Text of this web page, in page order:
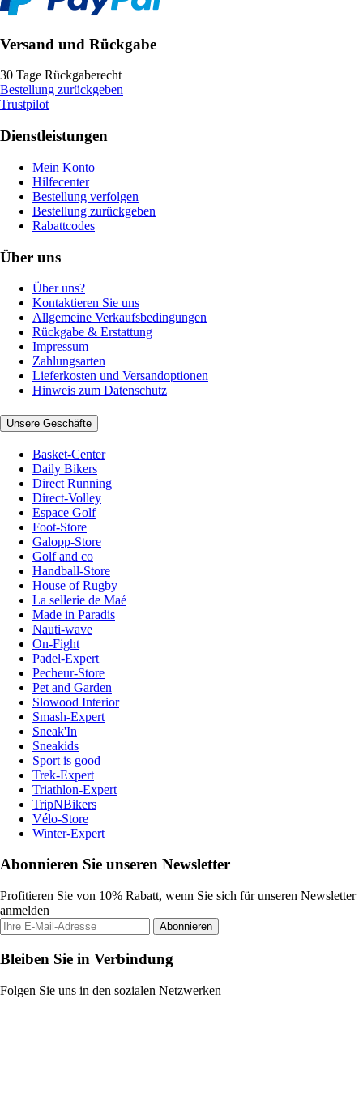
Versand und Rückgabe
30 Tage Rückgaberecht
Bestellung zurückgeben
Trustpilot
Dienstleistungen
Mein Konto
Hilfecenter
Bestellung verfolgen
Bestellung zurückgeben
Rabattcodes
Über uns
Über uns?
Kontaktieren Sie uns
Allgemeine Verkaufsbedingungen
Rückgabe & Erstattung
Impressum
Zahlungsarten
Lieferkosten und Versandoptionen
Hinweis zum Datenschutz
Unsere Geschäfte
Basket-Center
Daily Bikers
Direct Running
Direct-Volley
Espace Golf
Foot-Store
Galopp-Store
Golf and co
Handball-Store
House of Rugby
La sellerie de Maé
Made in Paradis
Nauti-wave
On-Fight
Padel-Expert
Pecheur-Store
Pet and Garden
Slowood Interior
Smash-Expert
Sneak'In
Sneakids
Sport is good
Trek-Expert
Triathlon-Expert
TripNBikers
Vélo-Store
Winter-Expert
Abonnieren Sie unseren Newsletter
Profitieren Sie von 10% Rabatt, wenn Sie sich für unseren Newsletter
anmelden
Abonnieren
Bleiben Sie in Verbindung
Folgen Sie uns in den sozialen Netzwerken